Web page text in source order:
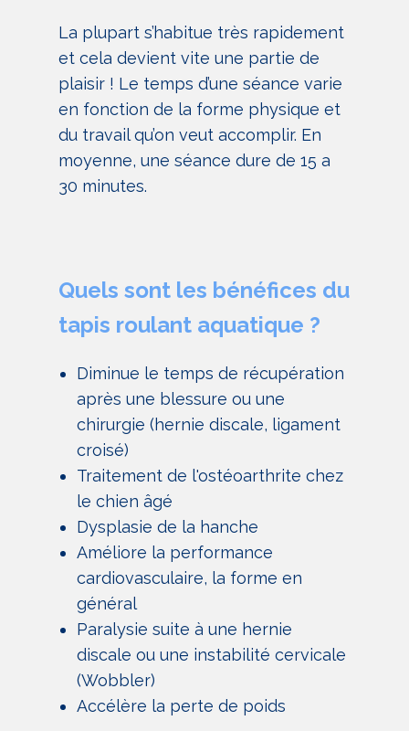
La plupart s’habitue très rapidement
et cela devient vite une partie de
plaisir ! Le temps d’une séance varie
en fonction de la forme physique et
du travail qu’on veut accomplir. En
moyenne, une séance dure de 15 a
30 minutes.
Quels sont les bénéfices du
tapis roulant aquatique ?
Diminue le temps de récupération
après une blessure ou une
chirurgie (hernie discale, ligament
croisé)
Traitement de l'ostéoarthrite chez
le chien âgé
Dysplasie de la hanche
Améliore la performance
cardiovasculaire, la forme en
général
Paralysie suite à une hernie
discale ou une instabilité cervicale
(Wobbler)
Accélère la perte de poids